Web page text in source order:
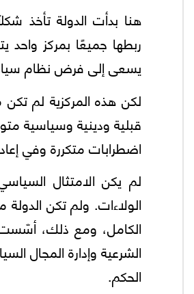
هنا بدأت الدولة تأخذ
ربطها جميعًا بمركز
يسعى إلى فرض نظام
لكن هذه المركزية لم
قبلية ودينية وسياسية
اضطرابات متكررة وفي
لم يكن الامتثال
الولاءات. ولم تكن
الكامل، ومع ذلك، أسّست
الشرعية وإدارة المجال
الحكم.